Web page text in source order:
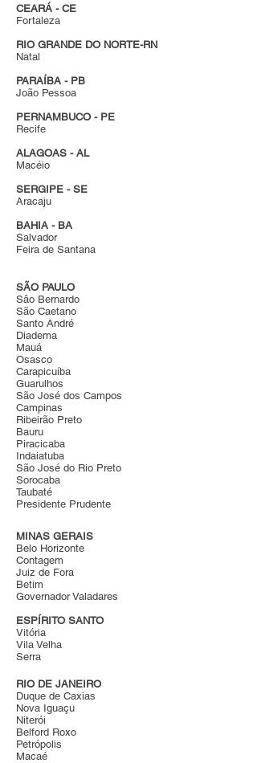
CEARÁ - CE
Fortaleza
RIO GRANDE DO NORTE-RN
Natal
PARAÍBA - PB
João Pessoa
PERNAMBUCO - PE
Recife
ALAGOAS - AL
Macéio
SERGIPE - SE
Aracaju
BAHIA - BA
Salvador
Feira de Santana
SÃO PAULO
Sâo Bernardo
São Caetano
Santo André
Diadema
Mauá
Osasco
Carapicuíba
Guarulhos
São José dos Campos
Campinas
Ribeirão Preto
Bauru
Piracicaba
Indaiatuba
São José do Rio Preto
Sorocaba
Taubaté
Presidente Prudente
MINAS GERAIS
Belo Horizonte
Contagem
Juiz de Fora
Betim
Governador Valadares
ESPÍRITO SANTO
Vitória
Vila Velha
Serra
RIO DE JANEIRO
Duque de Caxias
Nova Iguaçu
Niterói
Belford Roxo
Petrópolis
Macaé